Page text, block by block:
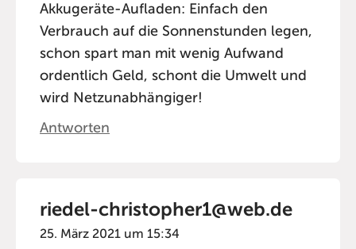
Akkugeräte-Aufladen: Einfach den
Verbrauch auf die Sonnenstunden legen,
schon spart man mit wenig Aufwand
ordentlich Geld, schont die Umwelt und
wird Netzunabhängiger!
Antworten
riedel-christopher1@web.de
25. März 2021 um 15:34